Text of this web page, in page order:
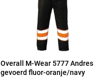
Overall M-Wear 5777 Andres
gevoerd fluor-oranje/navy